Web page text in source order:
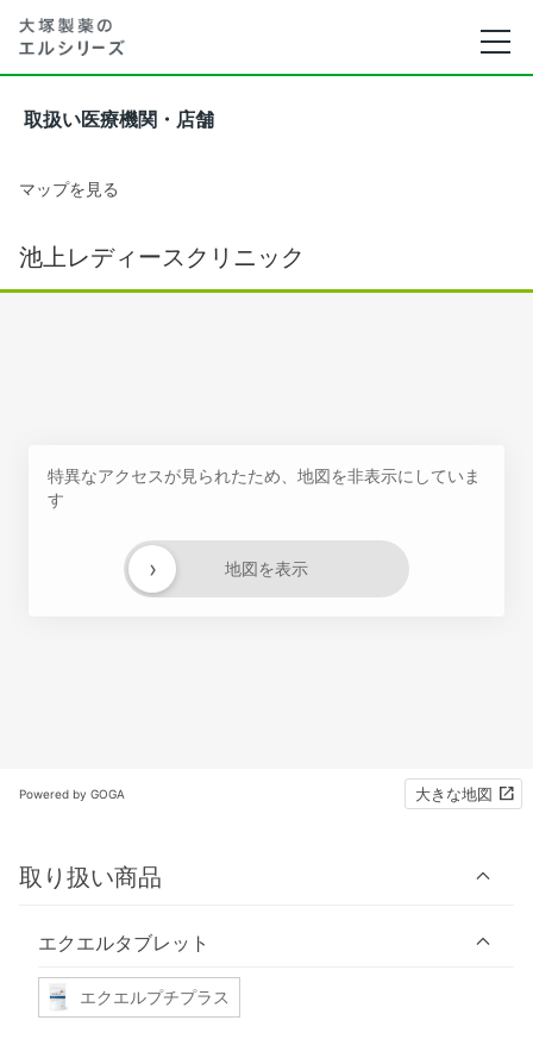
取扱い医療機関・店舗
マップを見る
池上レディースクリニック
特異なアクセスが見られたため、地図を非表示にしていま
す
地図を表示
›
Powered by GOGA 大きな地図
取り扱い商品
エクエルタブレット
エクエルプチプラス